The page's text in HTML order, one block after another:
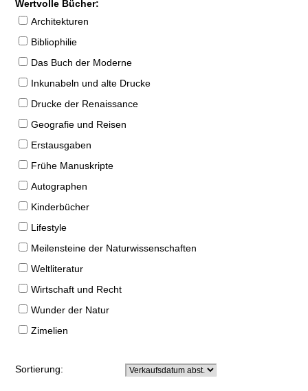
Wertvolle Bücher:
Architekturen
Bibliophilie
Das Buch der Moderne
Inkunabeln und alte Drucke
Drucke der Renaissance
Geografie und Reisen
Erstausgaben
Frühe Manuskripte
Autographen
Kinderbücher
Lifestyle
Meilensteine der Naturwissenschaften
Weltliteratur
Wirtschaft und Recht
Wunder der Natur
Zimelien
Sortierung: